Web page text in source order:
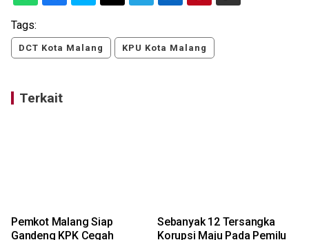
Tags:
DCT Kota Malang KPU Kota Malang
Terkait
Pemkot Malang Siap
Gandeng KPK Cegah
Sebanyak 12 Tersangka
Korupsi Maju Pada Pemilu